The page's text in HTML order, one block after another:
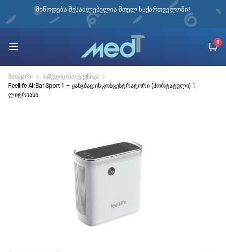
მიწოდება შესაძლებელია მთელ საქართველოში!
0
მთავარი
სამედიცინო ტექნიკა
Feellife AirBar Sport 1 – ჟანგბადის კონცენტრატორი (პორტატული) 1
ლიტრიანი